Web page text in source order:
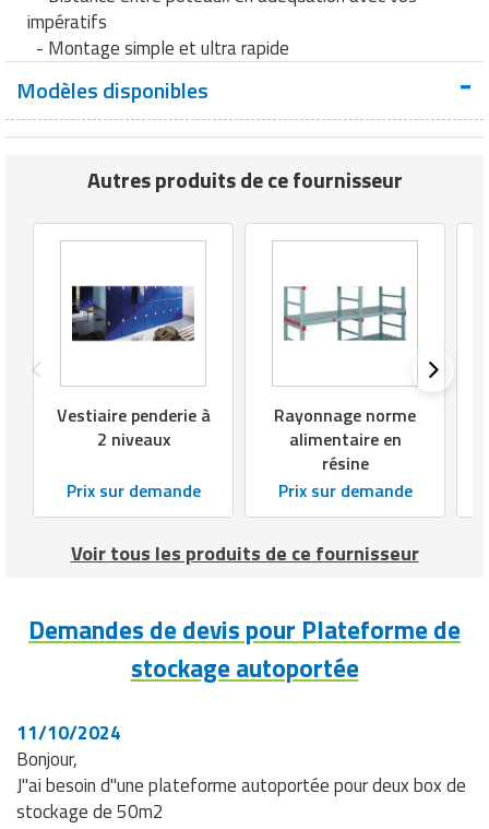
Matériel de musculation
Vêtement sportif
Rôtisserie professionnelle
Sautause professionnelle
Table de cuisson professionnelle
Tables de préparation réfrigérées
Ustensile de cuisine
Vaisselle restaurant
Vitrines réfrigérées
impératifs
- Montage simple et ultra rapide
Modèles disponibles
Autres produits de ce fournisseur
Vestiaire penderie à
2 niveaux
Prix sur demande
Rayonnage norme
alimentaire en
résine
Prix sur demande
Voir tous les produits de ce fournisseur
Demandes de devis pour Plateforme de
stockage autoportée
11/10/2024
Bonjour,
J"ai besoin d"une plateforme autoportée pour deux box de
stockage de 50m2